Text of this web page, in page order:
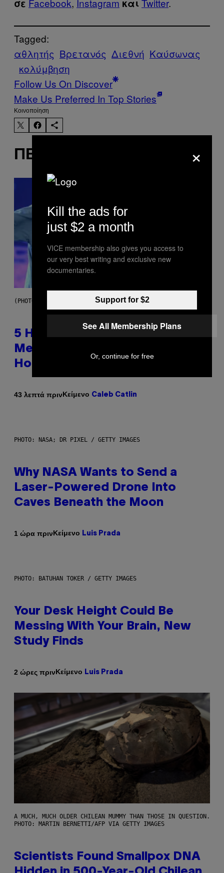
σε Facebook, Instagram και Twitter.
Tagged:
αθλητής Βρετανός Διεθνή Καύσωνας
κολύμβηση
Follow Us On Discover
Make Us Preferred In Top Stories
Kοινοποίηση
ΠΕΡΙΣΣΌΤΕΡΑ ΣΑΝ ΑΥΤΌ
(PHOTO BY STEVE GRANITZ/WIREIMAGE)
5 Hip-Hop Songs That Are Most
Memorable for Their Classic
Hooks
43 λεπτά πρινΚείμενο Caleb Catlin
PHOTO: NASA; DR PIXEL / GETTY IMAGES
Why NASA Wants to Send a
Laser-Powered Drone Into
Caves Beneath the Moon
1 ώρα πρινΚείμενο Luis Prada
PHOTO: BATUHAN TOKER / GETTY IMAGES
Your Desk Height Could Be
Messing With Your Brain, New
Study Finds
2 ώρες πρινΚείμενο Luis Prada
A MUCH, MUCH OLDER CHILEAN MUMMY THAN THOSE IN QUESTION.
PHOTO: MARTIN BERNETTI/AFP VIA GETTY IMAGES
Scientists Found Smallpox DNA
×
Kill the ads for
just $2 a month
VICE membership also gives you access to
our very best writing and exclusive new
documentaries.
Support for $2
See All Membership Plans
Or, continue for free